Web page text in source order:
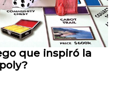
que inspiró la